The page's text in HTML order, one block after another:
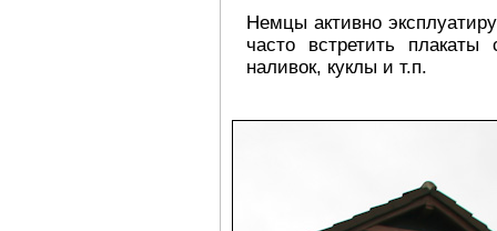
Немцы активно
часто встретить
наливок, куклы и т.п.